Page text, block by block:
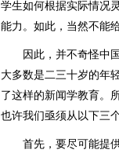
学生如何根据实际情况
能力。如此，当然不能
因此，并不奇怪中国
大多数是二三十岁的年
了这样的新闻学教育。
也许我们亟须从以下三
首先，要尽可能提供